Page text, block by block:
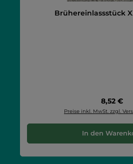
Brühereinlassstück
8,52 €
Preise inkl. MwSt. zzgl.
In den